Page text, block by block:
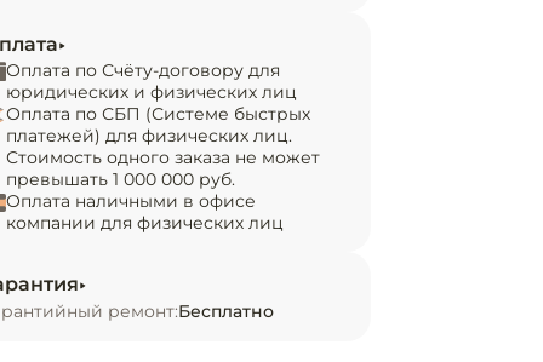
Оплата по Счёту-договору для
юридических и физических лиц
Оплата по СБП (Системе быстрых
платежей) для физических лиц.
Стоимость одного заказа не может
превышать 1 000 000 руб.
Оплата наличными в офисе
компании для физических лиц
ремонт:Бесплатно